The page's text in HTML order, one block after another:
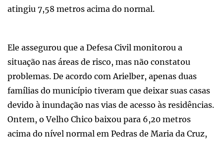
atingiu 7,58 metros acima do normal.
Ele assegurou que a Defesa Civil monitorou a
situação nas áreas de risco, mas não constatou
problemas. De acordo com Arielber, apenas duas
famílias do município tiveram que deixar suas casas
devido à inundação nas vias de acesso às residências.
Ontem, o Velho Chico baixou para 6,20 metros
acima do nível normal em Pedras de Maria da Cruz,